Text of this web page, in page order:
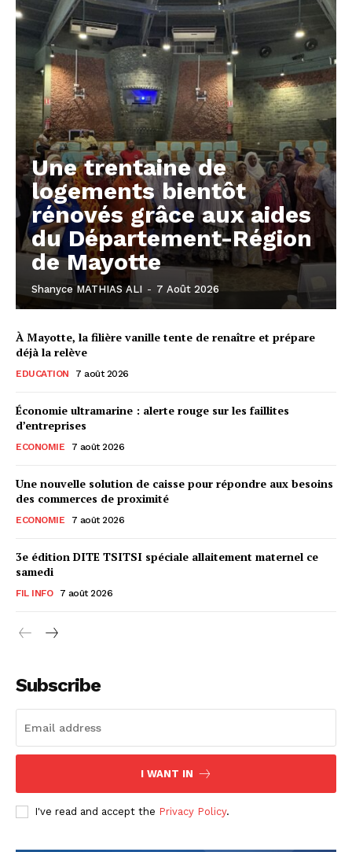
Une trentaine de
logements bientôt
rénovés grâce aux aides
du Département-Région
de Mayotte
Shanyce MATHIAS ALI - 7 Août 2026
À Mayotte, la filière vanille tente de renaître et prépare
déjà la relève
EDUCATION 7 août 2026
Économie ultramarine : alerte rouge sur les faillites
d’entreprises
ECONOMIE 7 août 2026
Une nouvelle solution de caisse pour répondre aux besoins
des commerces de proximité
ECONOMIE 7 août 2026
3e édition DITE TSITSI spéciale allaitement maternel ce
samedi
FIL INFO 7 août 2026
Subscribe
I WANT IN
I've read and accept the Privacy Policy.